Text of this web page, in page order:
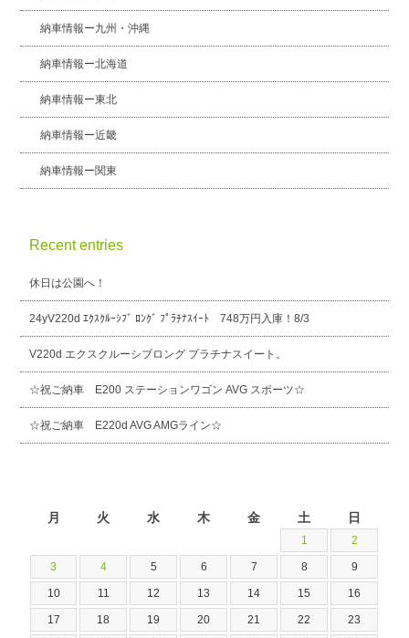
納車情報ー九州・沖縄
納車情報ー北海道
納車情報ー東北
納車情報ー近畿
納車情報ー関東
Recent entries
休日は公園へ！
24yV220d ｴｸｽｸﾙｰｼﾌﾞ ﾛﾝｸﾞ ﾌﾟﾗﾁﾅｽｲｰﾄ 748万円入庫！8/3
V220d エクスクルーシブロング プラチナスイート。
☆祝ご納車 E200 ステーションワゴン AVG スポーツ☆
☆祝ご納車 E220d AVG AMGライン☆
月 火 水 木 金 土 日
1 2
3 4 5 6 7 8 9
10 11 12 13 14 15 16
17 18 19 20 21 22 23